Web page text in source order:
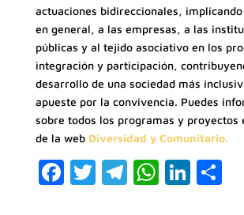
actuaciones bidireccionales,
en general, a las empresas, a las
públicas y al tejido asociativo en los
integración y participación,
desarrollo de una sociedad más
apueste por la convivencia. Puedes
sobre todos los programas y proyectos
de la web Diversidad y Comunitario.
F T T W Li C